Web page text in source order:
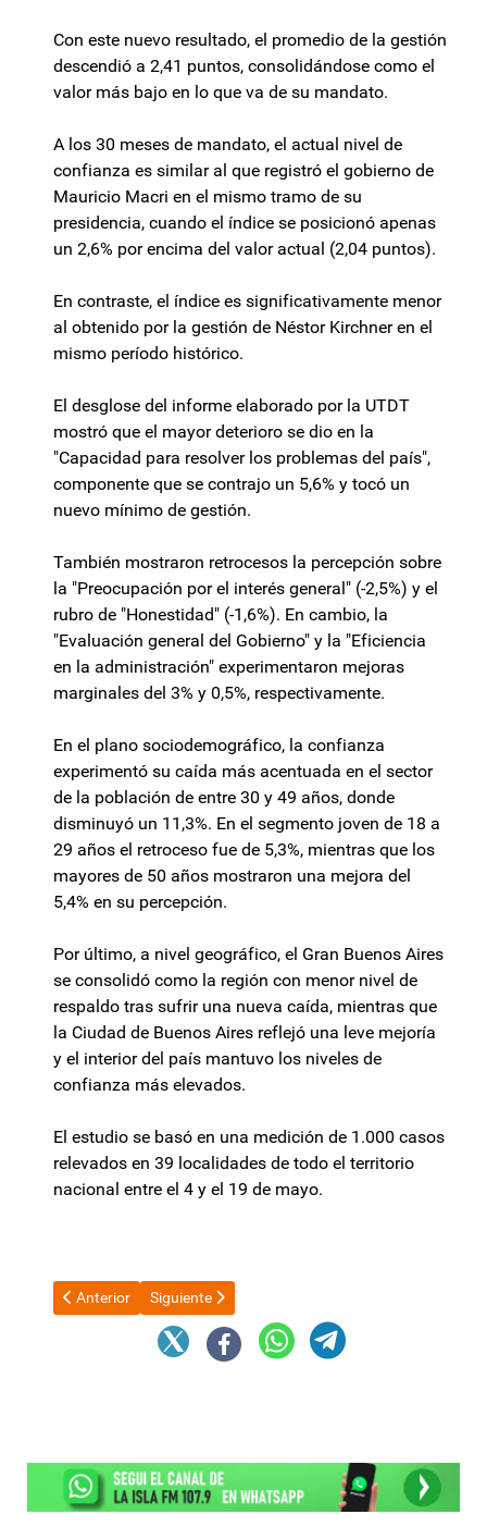
Con este nuevo resultado, el promedio de la gestión
descendió a 2,41 puntos, consolidándose como el
valor más bajo en lo que va de su mandato.
A los 30 meses de mandato, el actual nivel de
confianza es similar al que registró el gobierno de
Mauricio Macri en el mismo tramo de su
presidencia, cuando el índice se posicionó apenas
un 2,6% por encima del valor actual (2,04 puntos).
En contraste, el índice es significativamente menor
al obtenido por la gestión de Néstor Kirchner en el
mismo período histórico.
El desglose del informe elaborado por la UTDT
mostró que el mayor deterioro se dio en la
"Capacidad para resolver los problemas del país",
componente que se contrajo un 5,6% y tocó un
nuevo mínimo de gestión.
También mostraron retrocesos la percepción sobre
la "Preocupación por el interés general" (-2,5%) y el
rubro de "Honestidad" (-1,6%). En cambio, la
"Evaluación general del Gobierno" y la "Eficiencia
en la administración" experimentaron mejoras
marginales del 3% y 0,5%, respectivamente.
En el plano sociodemográfico, la confianza
experimentó su caída más acentuada en el sector
de la población de entre 30 y 49 años, donde
disminuyó un 11,3%. En el segmento joven de 18 a
29 años el retroceso fue de 5,3%, mientras que los
mayores de 50 años mostraron una mejora del
5,4% en su percepción.
Por último, a nivel geográfico, el Gran Buenos Aires
se consolidó como la región con menor nivel de
respaldo tras sufrir una nueva caída, mientras que
la Ciudad de Buenos Aires reflejó una leve mejoría
y el interior del país mantuvo los niveles de
confianza más elevados.
El estudio se basó en una medición de 1.000 casos
relevados en 39 localidades de todo el territorio
nacional entre el 4 y el 19 de mayo.
Artículo anterior: Máximo Kirchner acusó a Macri de
Anterior Artículo siguiente: “La Patria se hace desde la
Siguiente